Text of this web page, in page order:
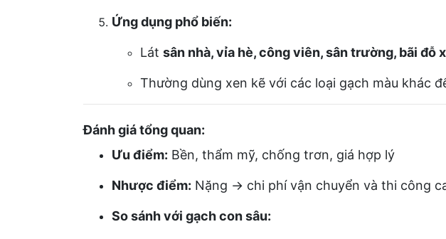
Ứng dụng phổ biến:
Lát sân nhà, vỉa hè, công viên, sân trường, bãi đỗ
Thường dùng xen kẽ với các loại gạch màu khác
Đánh giá tổng quan:
Ưu điểm: Bền, thẩm mỹ, chống trơn, giá hợp lý
Nhược điểm: Nặng → chi phí vận chuyển và thi công
So sánh với gạch con sâu: